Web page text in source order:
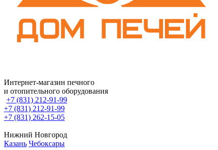
Интернет-магазин печного
и отопительного оборудования
+7 (831) 212-91-99
+7 (831) 212-91-99
+7 (831) 262-15-05
Нижний Новгород
Казань Чебоксары